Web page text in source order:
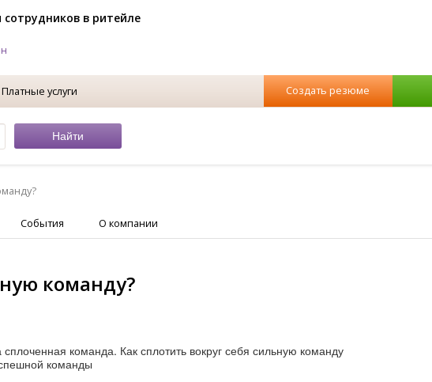
в ритейле
Платные услуги Создать резюме
События О компании
команду?
команда. Как сплотить вокруг себя сильную команду
команды